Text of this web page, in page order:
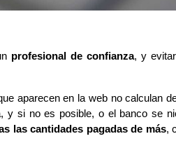
profesional de confianza, y
aparecen en la web no calculan
y si no es posible, o el banco se
las cantidades pagadas de más,